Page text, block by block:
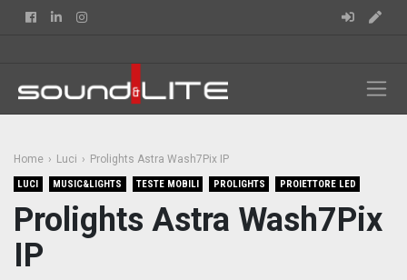
FacebookLinkedin
Home Luci Prolights Astra Wash7Pix IP
LUCI MUSIC&LIGHTS TESTE MOBILI PROLIGHTS PROIETTORE LED
Prolights Astra Wash7Pix
IP